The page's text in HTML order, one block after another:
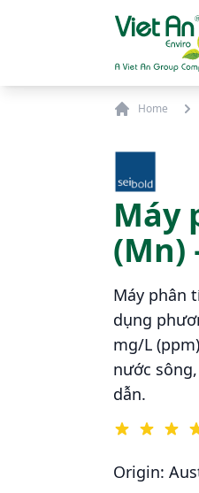
Home
Máy
(Mn)
Máy phân
dụng
mg/L (ppm)
nước
dẫn.
Origin: